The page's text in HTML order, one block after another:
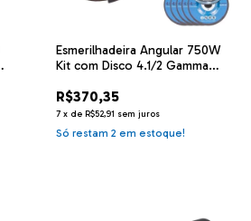
Esmerilhadeira Angular 750W
Kit com Disco 4.1/2 Gamma
R$370,35
7 x de R$52,91 sem juros
Só restam 2 em estoque!